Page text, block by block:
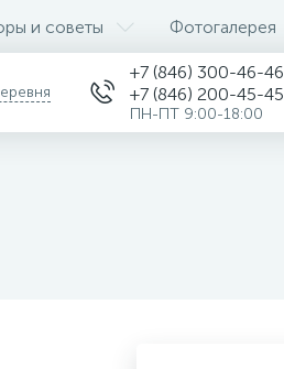
и советы Фотогалерея
+7 (846) 300-46-46
+7 (846) 200-45-45
ПН-ПТ 9:00-18:00